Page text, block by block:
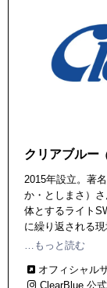
クリアブルー
2015年設立。著
か・としまさ）
体とするライト
に繰り返される
だわりのロッド
…もっと読む
オフィシャル
ClearBlue 公式